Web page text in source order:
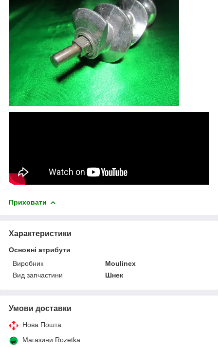
Приховати
Характеристики
Основні атрибути
Виробник
Moulinex
Вид запчастини
Шнек
Умови доставки
Нова Пошта
Магазини Rozetka